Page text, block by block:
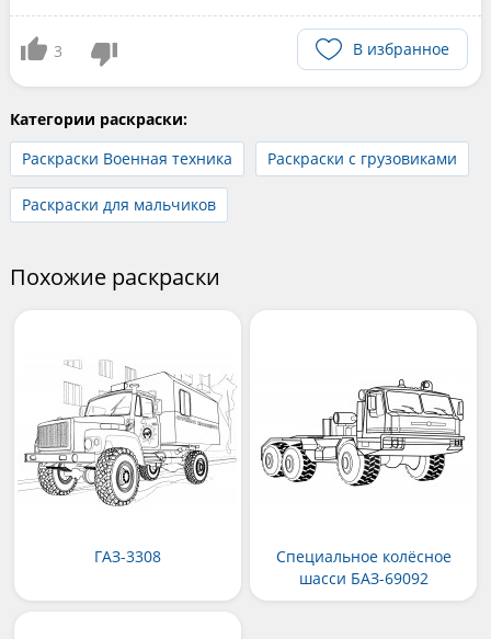
3 В избранное
Категории раскраски:
Раскраски Военная техника
Раскраски с грузовиками
Раскраски для мальчиков
Похожие раскраски
ГАЗ-3308
Специальное колёсное
шасси БАЗ-69092